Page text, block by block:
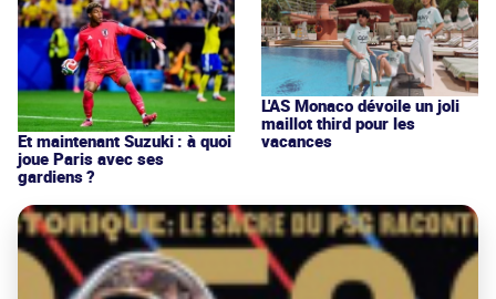
Et maintenant Suzuki : à quoi
joue Paris avec ses
gardiens ?
L'AS Monaco dévoile un joli
maillot third pour les
vacances